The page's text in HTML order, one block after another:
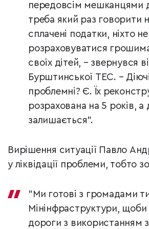
передовсім мешканцями
треба який раз говорити
сплачені податки, ніхто
розраховуватися
своїх дітей, – звернувся
Бурштинської ТЕС. –
проблемні? Є. Їх
розрахована на 5 років, а
залишається".
Вирішення ситуації Павло
у ліквідації проблеми, тобто
"Ми готові з громадами
Мінінфраструктури, щоби
дороги з використанням